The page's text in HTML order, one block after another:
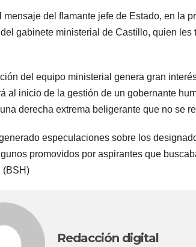
mensaje del flamante jefe de Estado, en la
gabinete ministerial de Castillo, quien
del equipo ministerial genera gran
al inicio de la gestión de un gobernante
derecha extrema beligerante que no se
especulaciones sobre los
promovidos por aspirantes que
(BSH)
Redacción digital